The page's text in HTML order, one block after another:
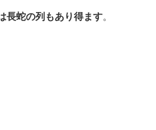
長蛇の列もあり得ます。